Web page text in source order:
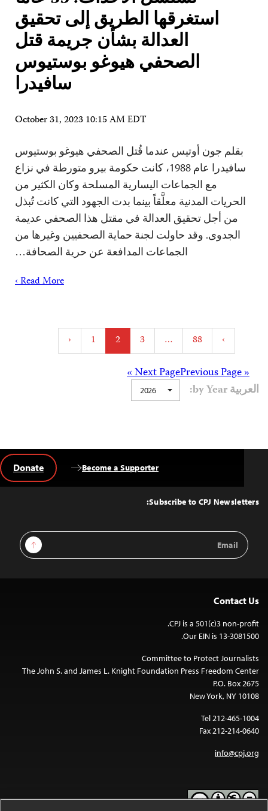
استغرقها الطريق إلى تحقيق
العدالة بشأن جريمة قتل
الصحفي هيوغو بوستيوس
سافيدرا
October 31, 2023 10:15 AM EDT
بقلم جون أوتيس عندما قُتل الصحفي هيوغو بوستيوس
سافيدرا عام 1988، كانت حكومة بيرو متورطة في نزاع
مع الجماعات اليسارية المسلحة وكان الكثير من
الحريات المدنية معلَّقاً بينما بدت الجهود التي كانت تُبذل
من أجل تحقيق العدالة في مقتل هذا الصحفي عديمة
الجدوى. وقد حاولت لجنة حماية الصحفيين وغيرها من
الجماعات المدافعة عن حرية الصحافة…
Read More ›
Posts
pagination
‹ 1 2 3 … 88 ›
Posts
navigation
Next Page »
« Previous Page
العربية by Year:
2026
Top
Subscribe to CPJ Newsletters:
Email
Address
Sign Up
Become a Supporter
Donate
Contact Us
CPJ is a 501(c)3 non-profit.
Our EIN is 13-3081500.
Committee to Protect Journalists
The John S. and James L. Knight Foundation Press Freedom Center
P.O. Box 2675
New York, NY 10108
Tel 212-465-1004
Fax 212-214-0640
info@cpj.org